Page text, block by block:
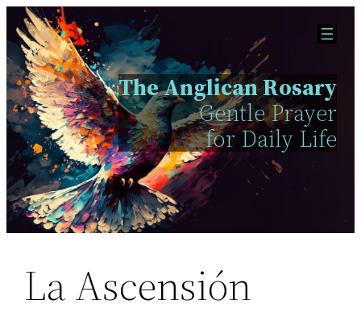
Skip
to
content
The Anglican Rosary
Gentle Prayer
for Daily Life
La Ascensión